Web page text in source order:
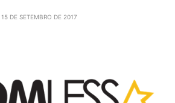
15 DE SETEMBRO DE 2017